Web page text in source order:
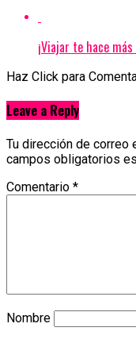
¡Viajar te hace
Haz Click para
Leave a Reply
Tu dirección de correo
campos obligatorios
Comentario *
Nombre